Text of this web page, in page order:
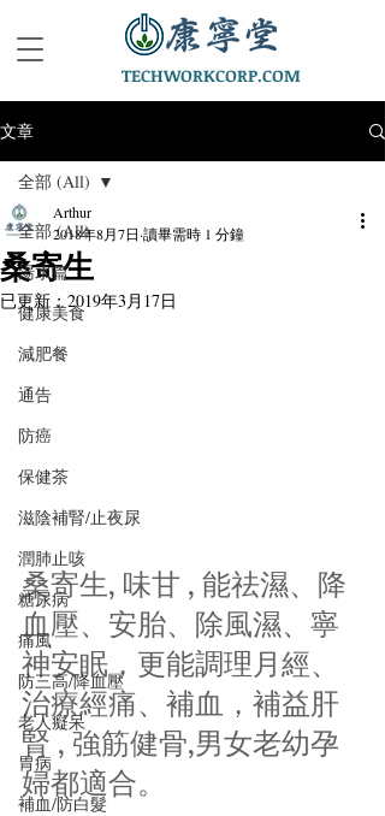
TECHWORKCORP.COM
文章
全部 (All)
湯水篇
健康美食
減肥餐
通告
防癌
保健茶
滋陰補腎/止夜尿
潤肺止咳
糖尿病
痛風
防三高/降血壓
老人癡呆
胃病
補血/防白髮
全部 (All)
桑寄生
Arthur
2018年8月7日 讀畢需時 1 分鐘
已更新：2019年3月17日
桑寄生, 味甘 , 能祛濕、降
血壓、安胎、除風濕、寧
神安眠，更能調理月經、
治療經痛、補血，補益肝
腎 , 強筋健骨,男女老幼孕
婦都適合。